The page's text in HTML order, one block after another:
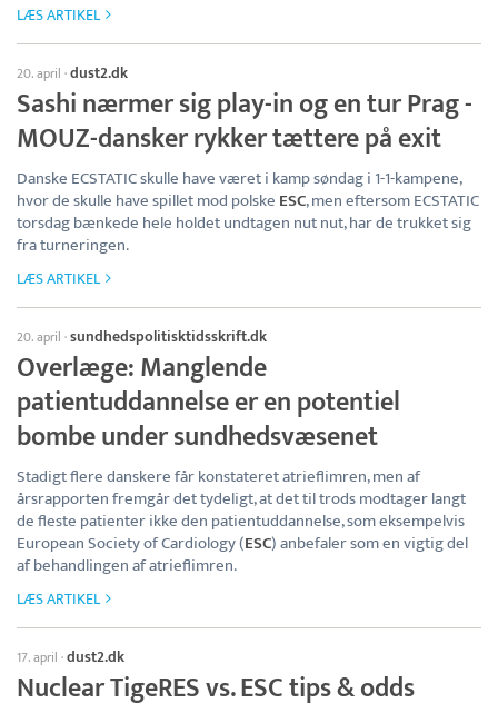
LÆS ARTIKEL
20. april ·dust2.dk
Sashi nærmer sig play-in og en tur Prag -
MOUZ-dansker rykker tættere på exit
Danske ECSTATIC skulle have været i kamp søndag i 1-1-kampene,
hvor de skulle have spillet mod polske ESC, men eftersom ECSTATIC
torsdag bænkede hele holdet undtagen nut nut, har de trukket sig
fra turneringen.
LÆS ARTIKEL
20. april ·sundhedspolitisktidsskrift.dk
Overlæge: Manglende
patientuddannelse er en potentiel
bombe under sundhedsvæsenet
Stadigt flere danskere får konstateret atrieflimren, men af
årsrapporten fremgår det tydeligt, at det til trods modtager langt
de fleste patienter ikke den patientuddannelse, som eksempelvis
European Society of Cardiology (ESC) anbefaler som en vigtig del
af behandlingen af atrieflimren.
LÆS ARTIKEL
17. april ·dust2.dk
Nuclear TigeRES vs. ESC tips & odds